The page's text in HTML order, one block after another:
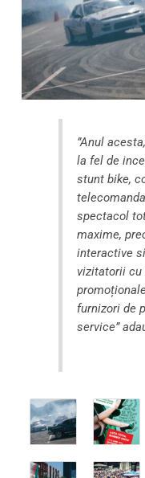
”Anul
la fel de
stunt bike,
spectacol
maxime,
interactive
vizitatorii cu
furnizori de
service”